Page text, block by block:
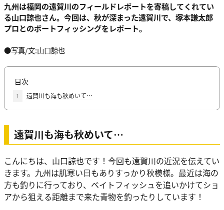
九州は福岡の遠賀川のフィールドレポートを寄稿してくれてい
る山口諒也さん。今回は、秋が深まった遠賀川で、塚本謙太郎
プロとのボートフィッシングをレポート。
●写真/文:山口諒也
目次
1 遠賀川も海も秋めいて…
遠賀川も海も秋めいて…
こんにちは、山口諒也です！今回も遠賀川の近況を伝えてい
きます。九州は肌寒い日もありすっかり秋模様。最近は海の
方も釣りに行っており、ベイトフィッシュを追いかけてショ
アから狙える距離まで来た青物を釣ったりしています！